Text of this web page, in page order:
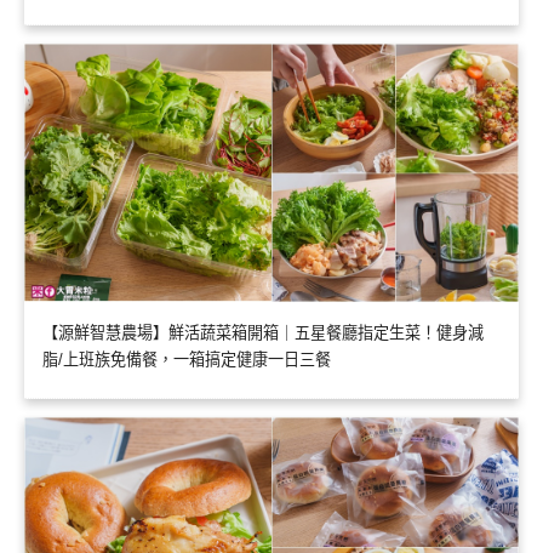
【源鮮智慧農場】鮮活蔬菜箱開箱｜五星餐廳指定生菜！健身減
脂/上班族免備餐，一箱搞定健康一日三餐